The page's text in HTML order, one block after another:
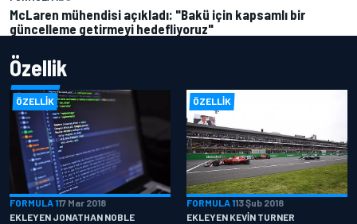
McLaren mühendisi açıkladı: "Bakü için kapsamlı bir
güncelleme getirmeyi hedefliyoruz"
Özellik
ÖZELLIK
FORMULA 117 Mar 2018
EKLEYEN JONATHAN NOBLE
ÖZELLIK
FORMULA 113 Şub 2018
EKLEYEN KEVIN TURNER